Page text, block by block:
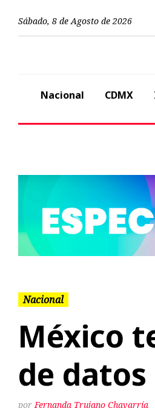
Sábado, 8 de Agosto de 2026
Nacional CDMX
Nacional
México
de datos
Fernanda Trujano Chavarría
El proyecto contempla
250 megavatios.